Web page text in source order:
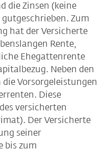
die Zinsen (keine
Zum
hat der Versicherte
Rente,
Ehegattenrente
Neben den
Vorsorgeleistungen
Diese
versicherten
Der Versicherte
seiner
bis zum